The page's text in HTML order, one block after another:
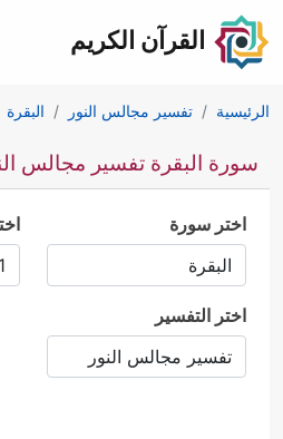
القرآن الكريم
الرئيسية تفسير مجالس النور البقرة
سورة البقرة تفسير مجالس النور
اختر سورة
اختر التفسير